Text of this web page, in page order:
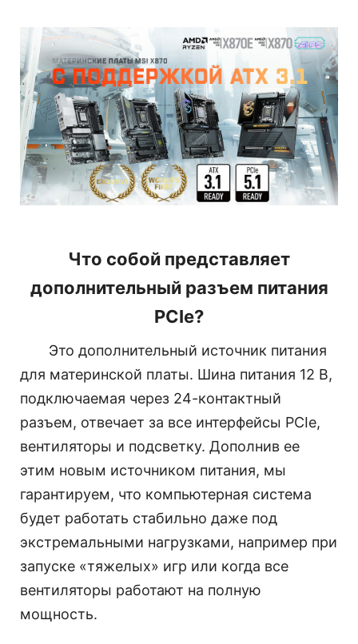
Что собой представляет
дополнительный разъем питания
PCIe?
Это дополнительный источник питания
для материнской платы. Шина питания 12 В,
подключаемая через 24-контактный
разъем, отвечает за все интерфейсы PCIe,
вентиляторы и подсветку. Дополнив ее
этим новым источником питания, мы
гарантируем, что компьютерная система
будет работать стабильно даже под
экстремальными нагрузками, например при
запуске «тяжелых» игр или когда все
вентиляторы работают на полную
мощность.